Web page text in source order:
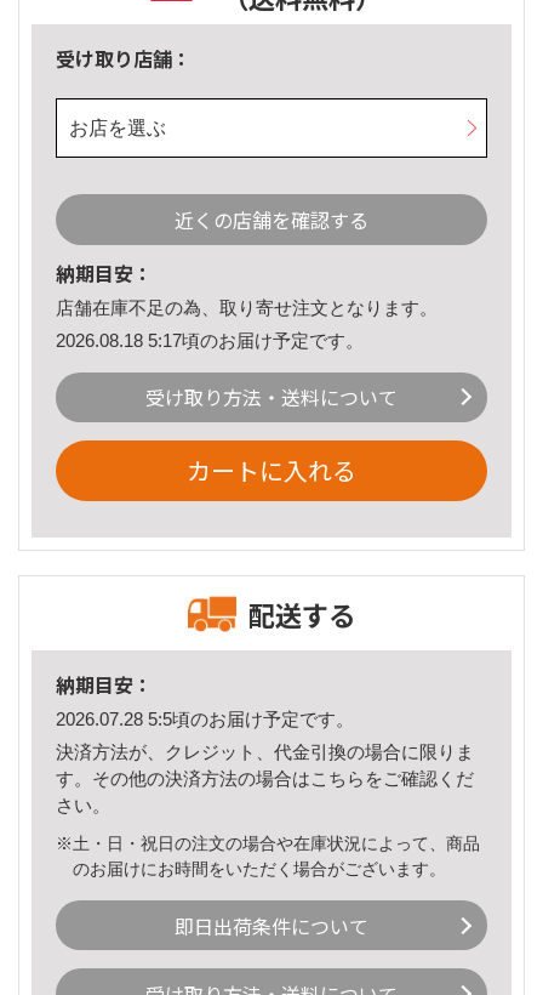
受け取り店舗：
お店を選ぶ
近くの店舗を確認する
納期目安：
店舗在庫不足の為、取り寄せ注文となります。
2026.08.18 5:17頃のお届け予定です。
受け取り方法・送料について
カートに入れる
配送する
納期目安：
2026.07.28 5:5頃のお届け予定です。
決済方法が、クレジット、代金引換の場合に限りま
す。その他の決済方法の場合はこちら をご確認くだ
さい。
※土・日・祝日の注文の場合や在庫状況によって、商品
のお届けにお時間をいただく場合がございます。
即日出荷条件について